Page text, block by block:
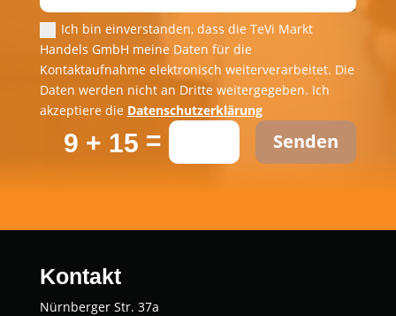
Ich bin einverstanden, dass die TeVi Markt
Handels GmbH meine Daten für die
Kontaktaufnahme elektronisch weiterverarbeitet. Die
Daten werden nicht an Dritte weitergegeben. Ich
akzeptiere die Datenschutzerklärung
9 + 15 = Senden
Kontakt
Nürnberger Str. 37a